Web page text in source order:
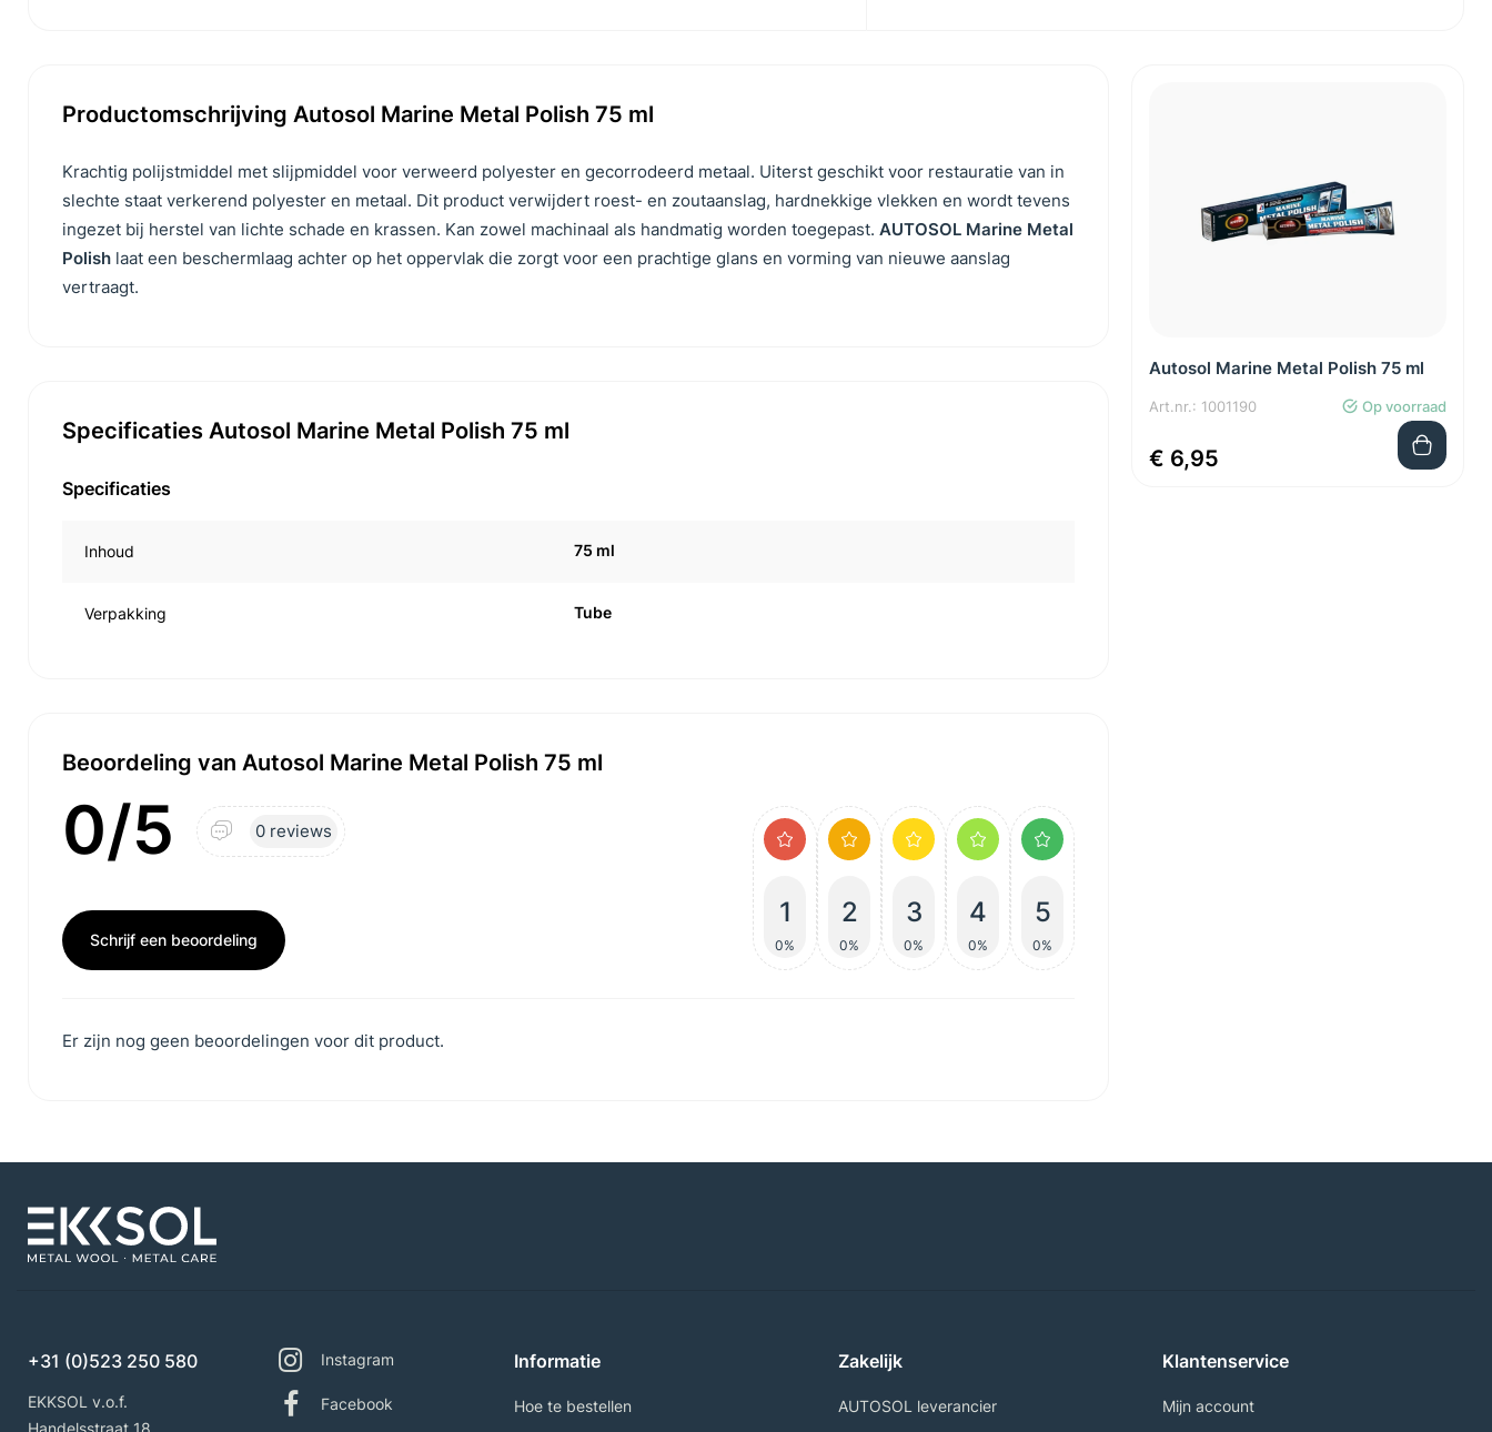
Productomschrijving Autosol Marine Metal Polish 75 ml
Krachtig polijstmiddel met slijpmiddel voor verweerd polyester en gecorrodeerd metaal. Uiterst geschikt voor restauratie van in
slechte staat verkerend polyester en metaal. Dit product verwijdert roest- en zoutaanslag, hardnekkige vlekken en wordt tevens
ingezet bij herstel van lichte schade en krassen. Kan zowel machinaal als handmatig worden toegepast. AUTOSOL Marine Metal
Polish laat een beschermlaag achter op het oppervlak die zorgt voor een prachtige glans en vorming van nieuwe aanslag
vertraagt.
Specificaties Autosol Marine Metal Polish 75 ml
Specificaties
Inhoud 75 ml
Verpakking Tube
Beoordeling van Autosol Marine Metal Polish 75 ml
0/5 0 reviews
Schrijf een beoordeling
1
0%
2
0%
3
0%
4
0%
5
0%
Er zijn nog geen beoordelingen voor dit product.
Autosol Marine Metal Polish 75 ml
Art.nr.: 1001190 Op voorraad
€ 6,95
+31 (0)523 250 580
EKKSOL v.o.f.
Handelsstraat 18
Instagram
Facebook
Informatie
Hoe te bestellen
Zakelijk
AUTOSOL leverancier
Klantenservice
Mijn account